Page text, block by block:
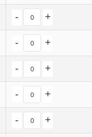
- +
- +
- +
- +
- +